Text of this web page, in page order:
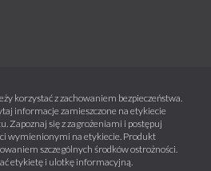
korzystać z zachowaniem bezpieczeństwa.
informacje zamieszczone na etykiecie
Zapoznaj się z zagrożeniami i postępuj
wymienionymi na etykiecie. Produkt
szczególnych środków ostrożności.
etykietę i ulotkę informacyjną.